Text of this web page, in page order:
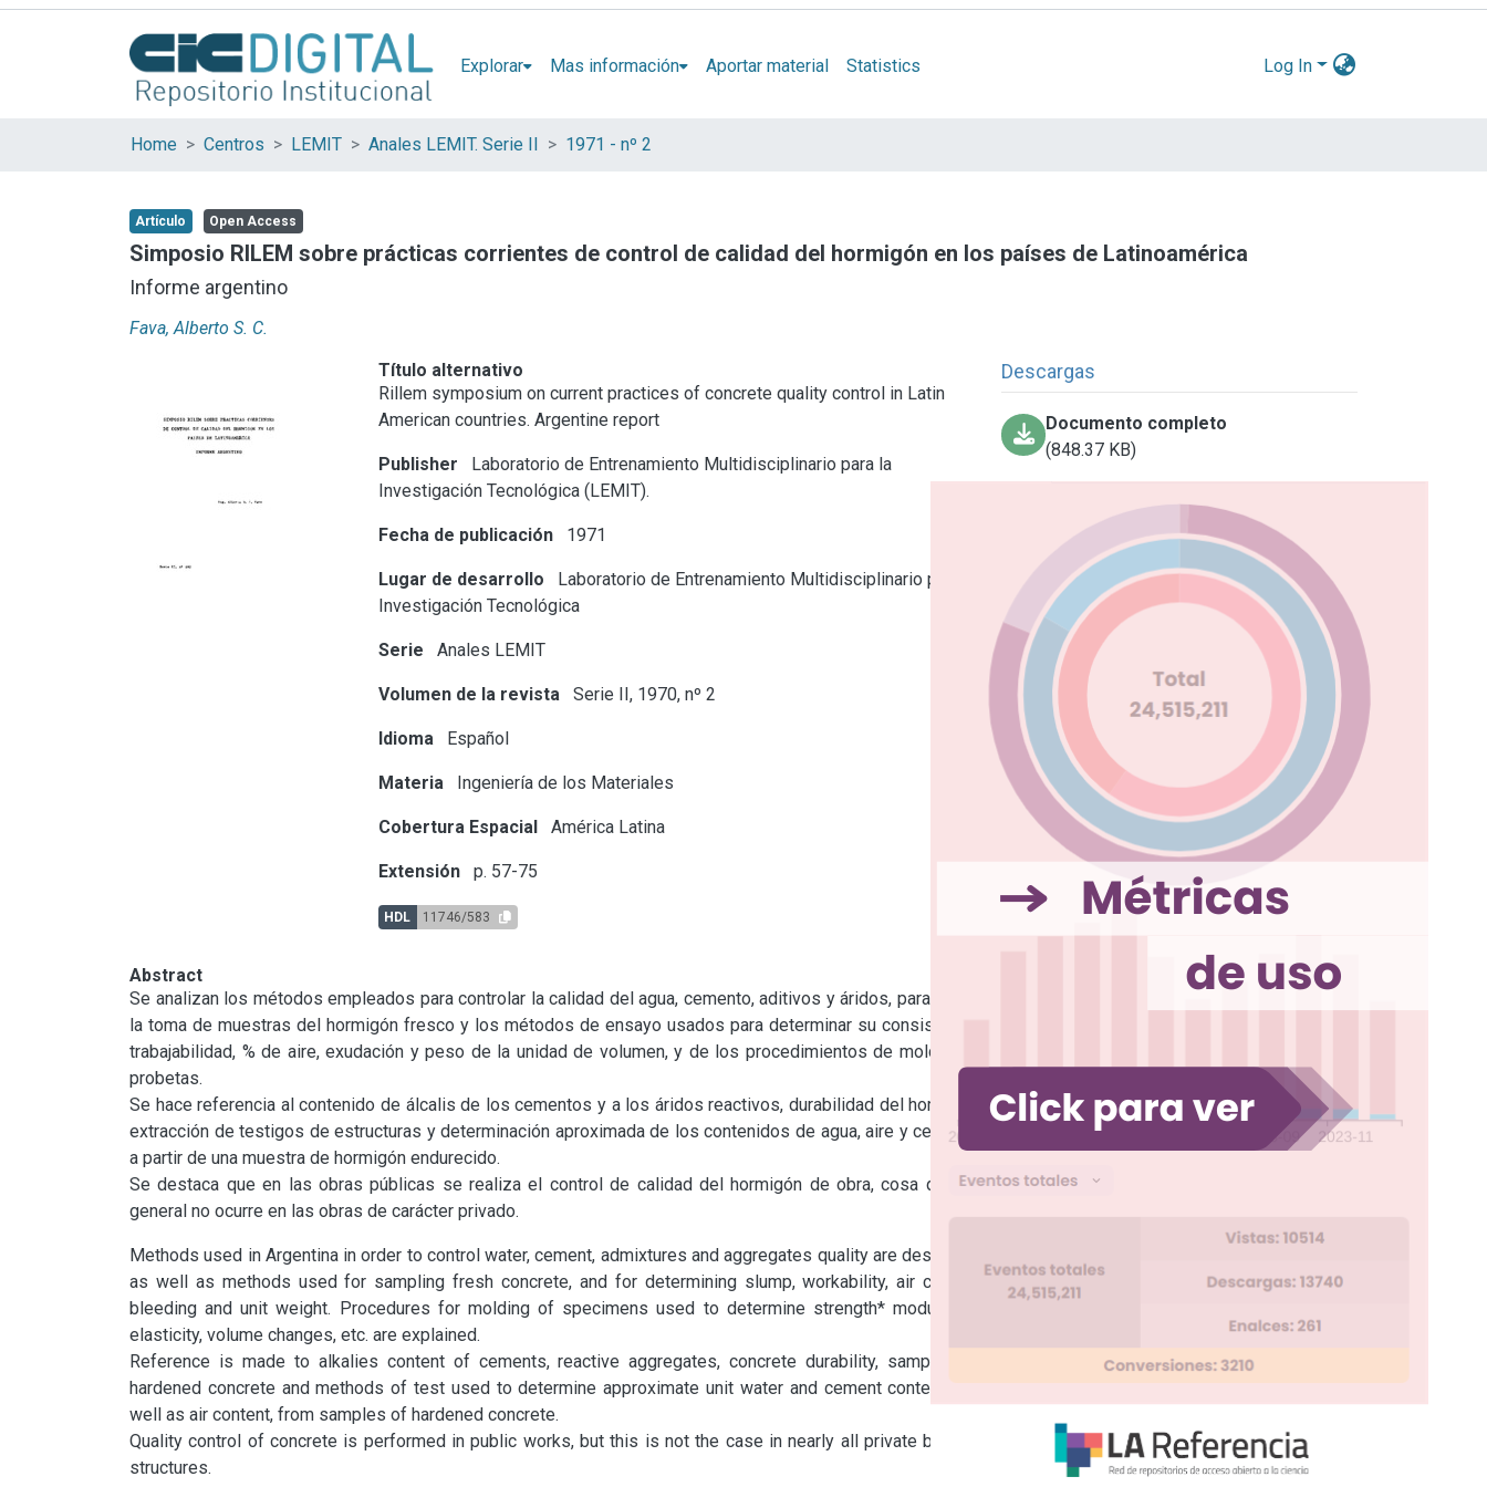
Explorar Mas información Aportar material Statistics Log In
Home Centros LEMIT Anales LEMIT. Serie II 1971 - nº 2
Artículo Open Access
Simposio RILEM sobre prácticas corrientes de control de calidad del hormigón en los países de Latinoamérica
Informe argentino
Fava, Alberto S. C.
Título alternativo
Rillem symposium on current practices of concrete quality control in Latin
American countries. Argentine report
Publisher
Laboratorio de Entrenamiento Multidisciplinario para la
Investigación Tecnológica (LEMIT).
Fecha de publicación 1971
Lugar de desarrollo
Laboratorio de Entrenamiento Multidisciplinario para la
Investigación Tecnológica
Serie Anales LEMIT
Volumen de la revista Serie II, 1970, nº 2
Idioma Español
Materia Ingeniería de los Materiales
Cobertura Espacial América Latina
Extensión p. 57-75
HDL 11746/583
Descargas
Documento completo
(848.37 KB)
Abstract
Se analizan los métodos empleados para controlar la calidad del agua, cemento, aditivos y áridos, para realizr
la toma de muestras del hormigón fresco y los métodos de ensayo usados para determinar su consistencia,
trabajabilidad, % de aire, exudación y peso de la unidad de volumen, y de los procedimientos de moldeo de
probetas.
Se hace referencia al contenido de álcalis de los cementos y a los áridos reactivos, durabilidad del hormigón,
extracción de testigos de estructuras y determinación aproximada de los contenidos de agua, aire y cemento,
a partir de una muestra de hormigón endurecido.
Se destaca que en las obras públicas se realiza el control de calidad del hormigón de obra, cosa que, en
general no ocurre en las obras de carácter privado.
Methods used in Argentina in order to control water, cement, admixtures and aggregates quality are described,
as well as methods used for sampling fresh concrete, and for determining slump, workability, air content,
bleeding and unit weight. Procedures for molding of specimens used to determine strength* modulus of
elasticity, volume changes, etc. are explained.
Reference is made to alkalies content of cements, reactive aggregates, concrete durability, sampling of
hardened concrete and methods of test used to determine approximate unit water and cement contents, as
well as air content, from samples of hardened concrete.
Quality control of concrete is performed in public works, but this is not the case in nearly all private building
structures.